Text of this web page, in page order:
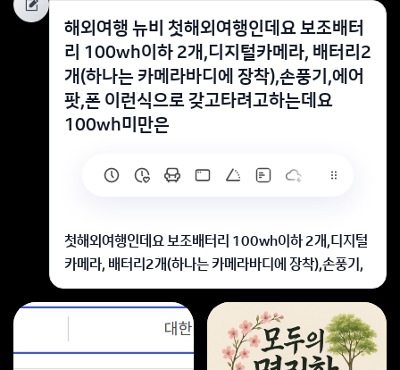
해외여행 뉴비 첫해외여행인데요 보조배터
리 100wh이하 2개,디지털카메라, 배터리2
개(하나는 카메라바디에 장착),손풍기,에어
팟,폰 이런식으로 갖고타려고하는데요
100wh미만은
첫해외여행인데요 보조배터리 100wh이하 2개,디지털
카메라, 배터리2개(하나는 카메라바디에 장착),손풍기,
에어팟,폰 이런식으로 갖고타려고하는데요 100wh미만
은 5개까지라고 써있던데 카메라에 장착된배터리랑 손
풍기 에어팟 핸드폰은 제한갯수카운트 에서 예외로 될까
요? 첫여행이라 너무 몰라서 여쭤봅니당…